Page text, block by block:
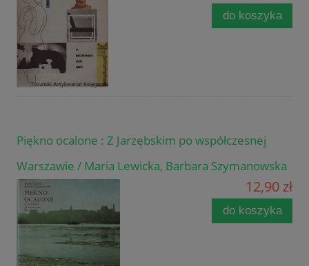
do koszyka
Piękno ocalone : Z Jarzębskim po współczesnej
Warszawie / Maria Lewicka, Barbara Szymanowska
12,90 zł
do koszyka